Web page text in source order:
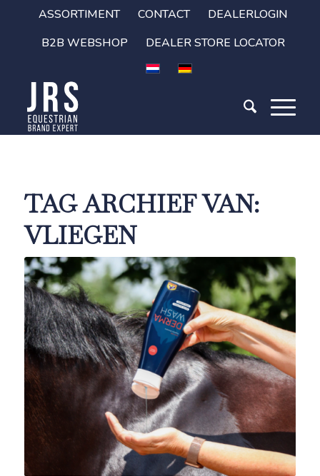
ASSORTIMENT CONTACT
DEALERLOGIN
B2B WEBSHOP
DEALER STORE LOCATOR
TAG ARCHIEF VAN:
VLIEGEN